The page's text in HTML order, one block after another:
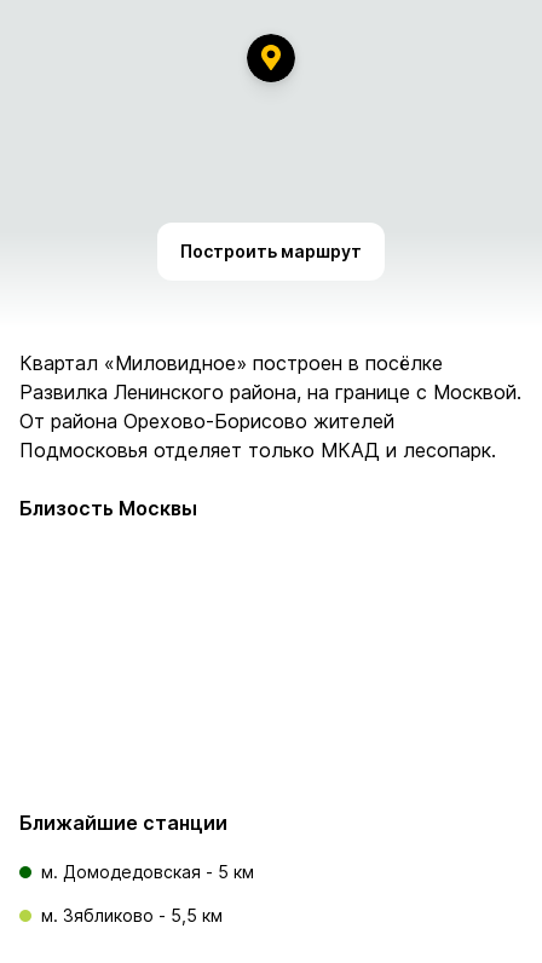
Квартал «Миловидное» построен в посёлке
Развилка Ленинского района, на границе с Москвой.
От района Орехово-Борисово жителей
Подмосковья отделяет только МКАД и лесопарк.
Близость Москвы
Ближайшие станции
м. Домодедовская - 5 км
м. Зябликово - 5,5 км
Построить маршрут